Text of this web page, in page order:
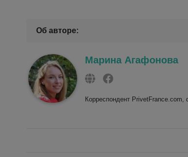
Об авторе:
Марина Агафонова
Корреспондент